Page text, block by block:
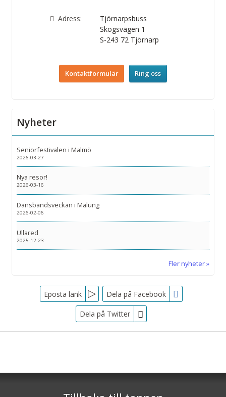
Adress:
Tjörnarpsbuss
Skogsvägen 1
S-243 72 Tjörnarp
Kontaktformulär Ring oss
Nyheter
Seniorfestivalen i Malmö
2026-03-27
Nya resor!
2026-03-16
Dansbandsveckan i Malung
2026-02-06
Ullared
2025-12-23
Fler nyheter
FacebookEposta länk Dela på Facebook
Dela på Twitter
Jag samtycker till dataskyddspolicyn.